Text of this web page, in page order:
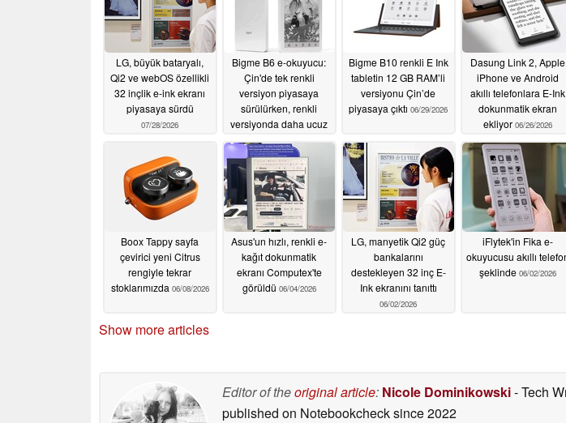
LG, büyük bataryalı,
Qi2 ve webOS özellikli
32 inçlik e-ink ekranı
piyasaya sürdü
07/28/2026
Bigme B6 e-okuyucu:
Çin'de tek renkli
versiyon piyasaya
sürülürken, renkli
versiyonda daha ucuz
07/20/2026
Bigme B10 renkli E Ink
tabletin 12 GB RAM’li
versiyonu Çin’de
piyasaya çıktı 06/29/2026
Dasung Link 2, Apple
iPhone ve Android
akıllı telefonlara E-Ink
dokunmatik ekran
ekliyor 06/26/2026
Boox Tappy sayfa
çevirici yeni Citrus
rengiyle tekrar
stoklarımızda 06/08/2026
Asus'un hızlı, renkli e-
kağıt dokunmatik
ekranı Computex'te
görüldü 06/04/2026
LG, manyetik Qi2 güç
bankalarını
destekleyen 32 inç E-
Ink ekranını tanıttı
06/02/2026
iFlytek'in Fika e-
okuyucusu akıllı
şeklinde 06/02/2026
Show more articles
Editor of theoriginal article: Nicole Dominikowski- Tech
published on Notebookchecksince 2022